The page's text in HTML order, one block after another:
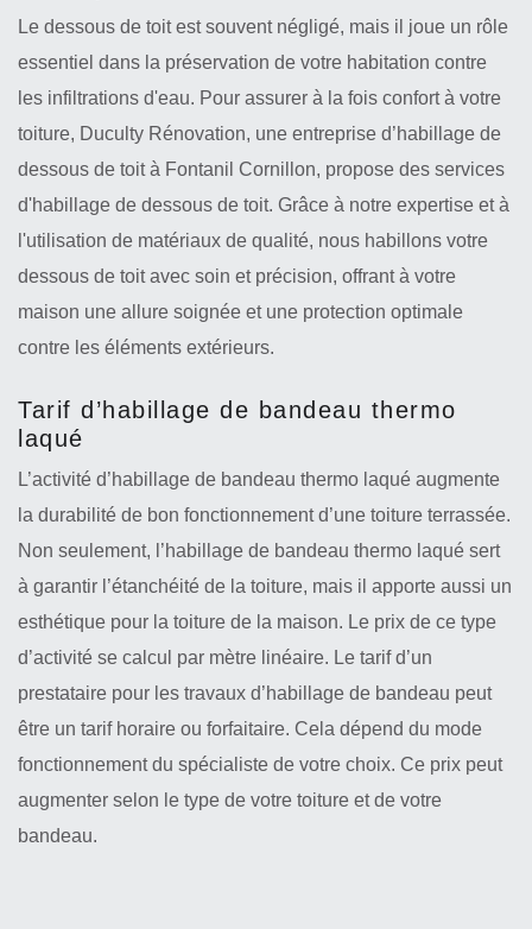
Le dessous de toit est souvent négligé, mais il joue un rôle
essentiel dans la préservation de votre habitation contre
les infiltrations d'eau. Pour assurer à la fois confort à votre
toiture, Duculty Rénovation, une entreprise d’habillage de
dessous de toit à Fontanil Cornillon, propose des services
d'habillage de dessous de toit. Grâce à notre expertise et à
l'utilisation de matériaux de qualité, nous habillons votre
dessous de toit avec soin et précision, offrant à votre
maison une allure soignée et une protection optimale
contre les éléments extérieurs.
Tarif d’habillage de bandeau thermo
laqué
L’activité d’habillage de bandeau thermo laqué augmente
la durabilité de bon fonctionnement d’une toiture terrassée.
Non seulement, l’habillage de bandeau thermo laqué sert
à garantir l’étanchéité de la toiture, mais il apporte aussi un
esthétique pour la toiture de la maison. Le prix de ce type
d’activité se calcul par mètre linéaire. Le tarif d’un
prestataire pour les travaux d’habillage de bandeau peut
être un tarif horaire ou forfaitaire. Cela dépend du mode
fonctionnement du spécialiste de votre choix. Ce prix peut
augmenter selon le type de votre toiture et de votre
bandeau.